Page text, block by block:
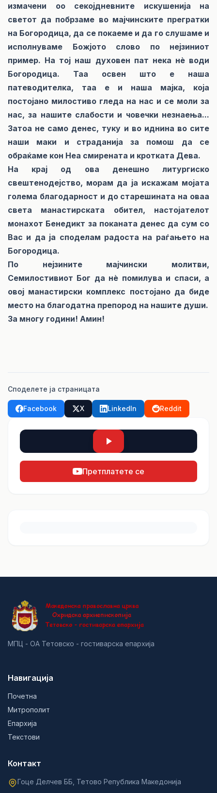
измачени оо секојдневните искушенија на
светот да побрзаме во мајчинските прегратки
на Богородица, да се покаеме и да го слушаме и
исполнуваме Божјото слово по нејзиниот
пример. На тој наш духовен пат нека нè води
Богородица. Таа освен што е наша
патеводителка, таа е и наша мајка, која
постојано милостиво гледа на нас и се моли за
нас, за нашите слабости и човечки незнаења...
Затоа не само денес, туку и во иднина во сите
наши маки и страданија за помош да се
обраќаме кон Неа смирената и кротката Дева.
На крај од ова денешно литургиско
свештенодејство, морам да ја искажам мојата
голема благодарност и до старешината на оваа
света манастирската обител, настојателот
монахот Бенедикт за поканата денес да сум со
Вас и да ја споделам радоста на раѓањето на
Богородица.
По нејзините мајчински молитви,
Семилостивиот Бог да нè помилува и спаси, а
овој манастирски комплекс постојано да биде
место на благодатна препород на нашите души.
За многу години! Амин!
Споделете ја страницата
Facebook X LinkedIn Reddit
Претплатете се
МПЦ - ОА Тетовско - гостиварска епархија
Навигација
Почетна
Митрополит
Епархија
Текстови
Контакт
Гоце Делчев ББ, Тетово Република Македонија